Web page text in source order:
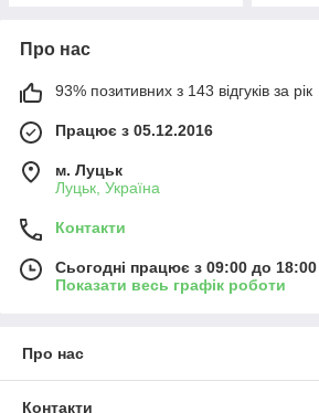
Про нас
93% позитивних з 143 відгуків за рік
Працює з 05.12.2016
м. Луцьк
Луцьк, Україна
Контакти
Сьогодні працює з 09:00 до 18:00
Показати весь графік роботи
Про нас
Контакти